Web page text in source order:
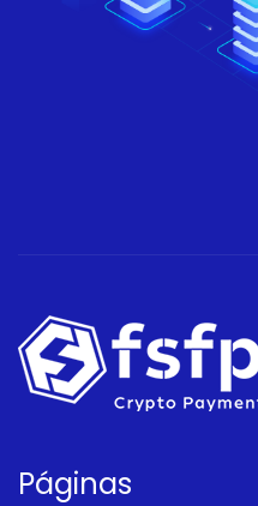
Páginas